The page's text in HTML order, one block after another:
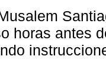
horas antes